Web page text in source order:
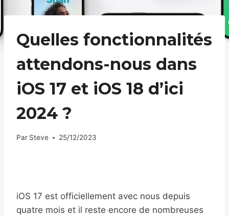
Quelles fonctionnalités
attendons-nous dans
iOS 17 et iOS 18 d’ici
2024 ?
Par Steve 25/12/2023
iOS 17 est officiellement avec nous depuis
quatre mois et il reste encore de nombreuses